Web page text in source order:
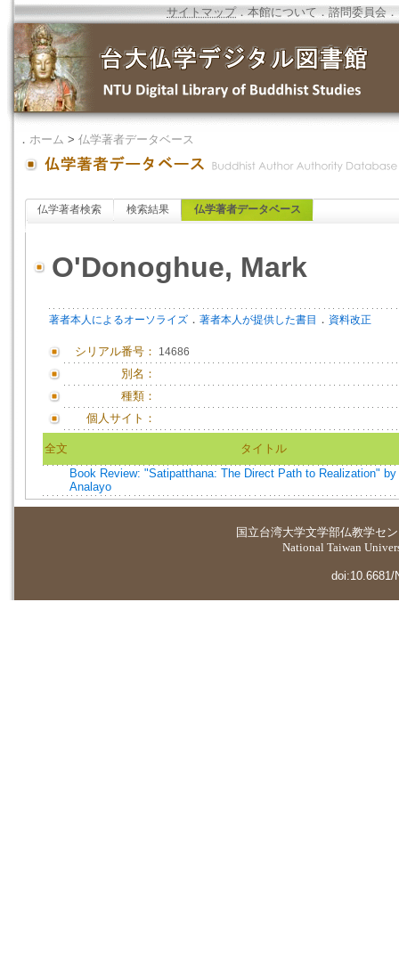
サイトマップ．本館について ．諮問委員会 ．
． ホーム > 仏学著者データベース
仏学著者検索 検索結果 仏学著者データベース
O'Donoghue, Mark
著者本人によるオーソライズ ． 著者本人が提供した書目 ． 資料改正
シリアル番号： 14686
別名：
種類：
個人サイト：
全文
タイトル
Book Review: "Satipatthana: The Direct Path to Realization"
Analayo
国立台湾大学文学部仏教学セ
National Taiwan
doi:10.6681/